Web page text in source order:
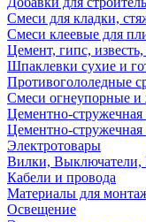
Смеси для кладки,
Смеси клеевые для
Цемент, гипс,
Шпаклевки сухие и
Противогололедные
Смеси огнеупорные и
Цементно-
Цементно-стружечная
Электротовары
Вилки, Выключатели,
Кабели и провода
Материалы для
Освещение